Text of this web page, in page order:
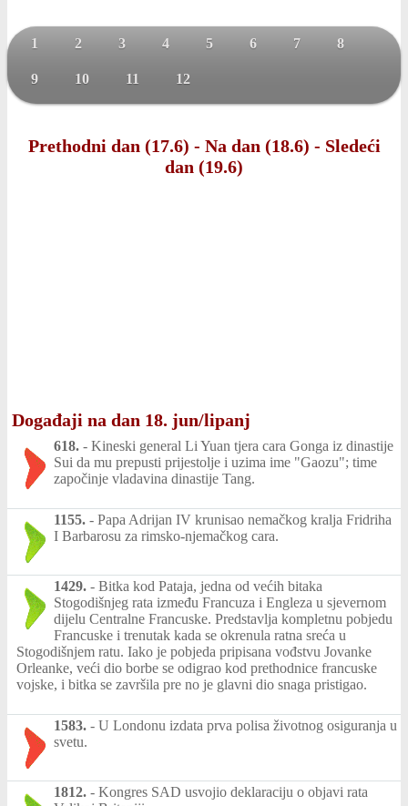
1 2 3 4 5 6 7 8
9 10 11 12
Prethodni dan (17.6) - Na dan (18.6) - Sledeći
dan (19.6)
Događaji na dan 18. jun/lipanj
618. - Kineski general Li Yuan tjera cara Gonga iz dinastije
Sui da mu prepusti prijestolje i uzima ime "Gaozu"; time
započinje vladavina dinastije Tang.
1155. - Papa Adrijan IV krunisao nemačkog kralja Fridriha
I Barbarosu za rimsko-njemačkog cara.
1429. - Bitka kod Pataja, jedna od većih bitaka
Stogodišnjeg rata između Francuza i Engleza u sjevernom
dijelu Centralne Francuske. Predstavlja kompletnu pobjedu
Francuske i trenutak kada se okrenula ratna sreća u
Stogodišnjem ratu. Iako je pobjeda pripisana vođstvu Jovanke
Orleanke, veći dio borbe se odigrao kod prethodnice francuske
vojske, i bitka se završila pre no je glavni dio snaga pristigao.
1583. - U Londonu izdata prva polisa životnog osiguranja u
svetu.
1812. - Kongres SAD usvojio deklaraciju o objavi rata